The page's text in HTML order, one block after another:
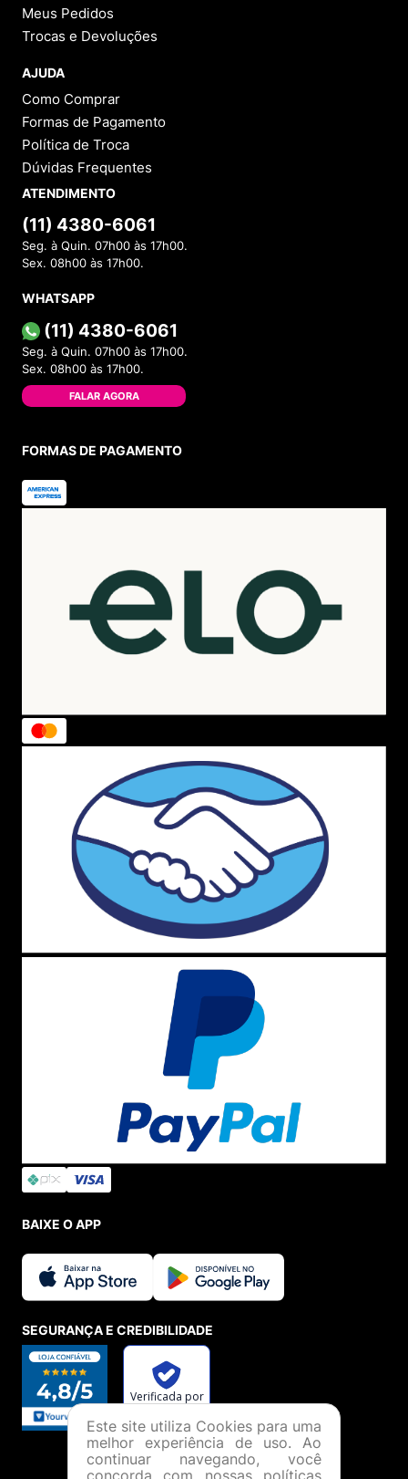
Meus Pedidos
Trocas e Devoluções
AJUDA
Como Comprar
Formas de Pagamento
Política de Troca
Dúvidas Frequentes
ATENDIMENTO
(11) 4380-6061
Seg. à Quin. 07h00 às 17h00.
Sex. 08h00 às 17h00.
WHATSAPP
(11) 4380-6061
Seg. à Quin. 07h00 às 17h00.
Sex. 08h00 às 17h00.
FALAR AGORA
FORMAS DE PAGAMENTO
BAIXE O APP
SEGURANÇA E CREDIBILIDADE
Este site utiliza Cookies para uma
melhor experiência de uso. Ao
continuar navegando, você